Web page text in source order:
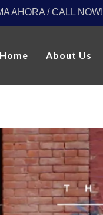
AHORA / CALL NOW!
Home About Us